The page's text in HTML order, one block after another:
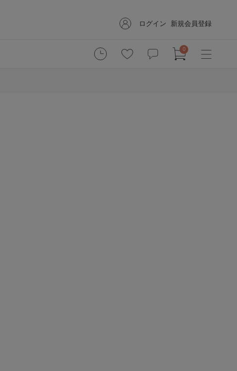
ログイン 新規会員登録
0